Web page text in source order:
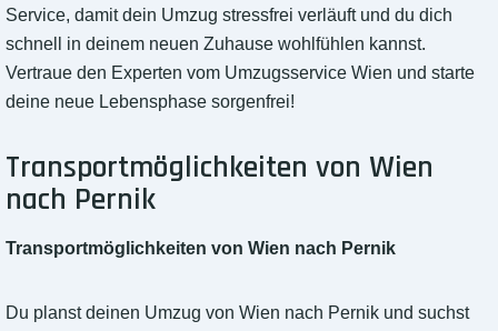
Service, damit dein Umzug stressfrei verläuft und du dich
schnell in deinem neuen Zuhause wohlfühlen kannst.
Vertraue den Experten vom Umzugsservice Wien und starte
deine neue Lebensphase sorgenfrei!
Transportmöglichkeiten von Wien
nach Pernik
Transportmöglichkeiten von Wien nach Pernik
Du planst deinen Umzug von Wien nach Pernik und suchst